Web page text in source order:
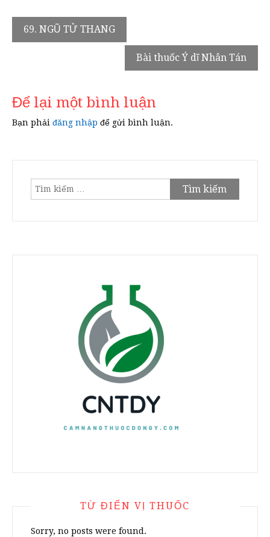
Điều
hướng
69. NGŨ TỬ THANG
Bài thuốc Ý dĩ Nhân Tán
Để lại một bình luận
Bạn phải đăng nhập để gửi bình luận.
Tìm
kiếm
TỪ ĐIỂN VỊ THUỐC
Sorry, no posts were found.